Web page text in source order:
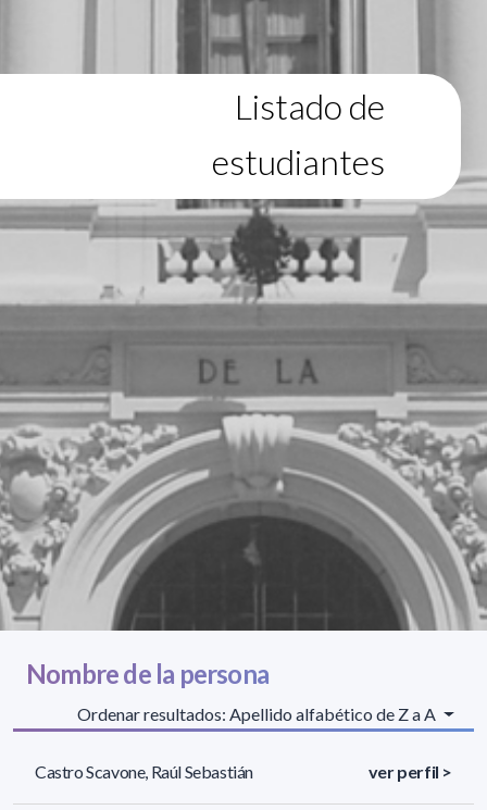
Listado de
estudiantes
Nombre de la persona
Ordenar resultados: Apellido alfabético de Z a A
Castro Scavone, Raúl Sebastián ver perfil >